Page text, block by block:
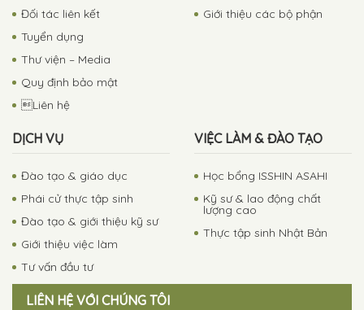
Đối tác liên kết
Tuyển dụng
Thư viện – Media
Quy định bảo mật
Liên hệ
Giới thiệu các bộ phận
DỊCH VỤ
Đào tạo & giáo dục
Phái cử thực tập sinh
Đào tạo & giới thiệu kỹ sư
Giới thiệu việc làm
Tư vấn đầu tư
VIỆC LÀM & ĐÀO TẠO
Học bổng ISSHIN ASAHI
Kỹ sư & lao động chất
lượng cao
Thực tập sinh Nhật Bản
LIÊN HỆ VỚI CHÚNG TÔI